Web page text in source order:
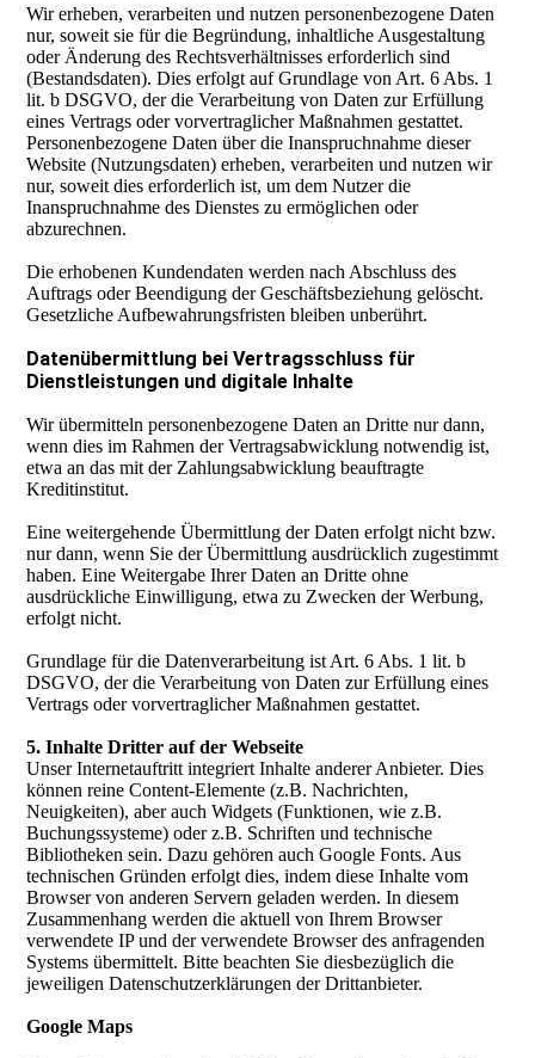
Wir erheben, verarbeiten und nutzen personenbezogene Daten
nur, soweit sie für die Begründung, inhaltliche Ausgestaltung
oder Änderung des Rechtsverhältnisses erforderlich sind
(Bestandsdaten). Dies erfolgt auf Grundlage von Art. 6 Abs. 1
lit. b DSGVO, der die Verarbeitung von Daten zur Erfüllung
eines Vertrags oder vorvertraglicher Maßnahmen gestattet.
Personenbezogene Daten über die Inanspruchnahme dieser
Website (Nutzungsdaten) erheben, verarbeiten und nutzen wir
nur, soweit dies erforderlich ist, um dem Nutzer die
Inanspruchnahme des Dienstes zu ermöglichen oder
abzurechnen.
Die erhobenen Kundendaten werden nach Abschluss des
Auftrags oder Beendigung der Geschäftsbeziehung gelöscht.
Gesetzliche Aufbewahrungsfristen bleiben unberührt.
Datenübermittlung bei Vertragsschluss für
Dienstleistungen und digitale Inhalte
Wir übermitteln personenbezogene Daten an Dritte nur dann,
wenn dies im Rahmen der Vertragsabwicklung notwendig ist,
etwa an das mit der Zahlungsabwicklung beauftragte
Kreditinstitut.
Eine weitergehende Übermittlung der Daten erfolgt nicht bzw.
nur dann, wenn Sie der Übermittlung ausdrücklich zugestimmt
haben. Eine Weitergabe Ihrer Daten an Dritte ohne
ausdrückliche Einwilligung, etwa zu Zwecken der Werbung,
erfolgt nicht.
Grundlage für die Datenverarbeitung ist Art. 6 Abs. 1 lit. b
DSGVO, der die Verarbeitung von Daten zur Erfüllung eines
Vertrags oder vorvertraglicher Maßnahmen gestattet.
5. Inhalte Dritter auf der Webseite
Unser Internetauftritt integriert Inhalte anderer Anbieter. Dies
können reine Content-Elemente (z.B. Nachrichten,
Neuigkeiten), aber auch Widgets (Funktionen, wie z.B.
Buchungssysteme) oder z.B. Schriften und technische
Bibliotheken sein. Dazu gehören auch Google Fonts. Aus
technischen Gründen erfolgt dies, indem diese Inhalte vom
Browser von anderen Servern geladen werden. In diesem
Zusammenhang werden die aktuell von Ihrem Browser
verwendete IP und der verwendete Browser des anfragenden
Systems übermittelt. Bitte beachten Sie diesbezüglich die
jeweiligen Datenschutzerklärungen der Drittanbieter.
Google Maps